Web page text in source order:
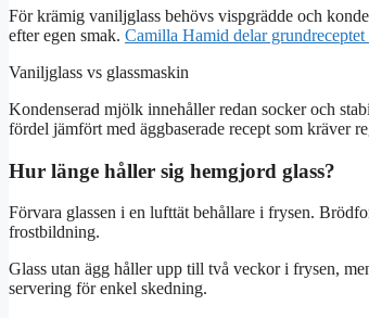
För krämig vaniljglass behövs vispgrädde och
efter egen smak. Camilla Hamid delar
Vaniljglass vs glassmaskin
Kondenserad mjölk innehåller redan socker och
fördel jämfört med äggbaserade recept som kräver
Hur länge håller sig hemgjord glass?
Förvara glassen i en lufttät behållare i frysen.
frostbildning.
Glass utan ägg håller upp till två veckor i frysen,
servering för enkel skedning.